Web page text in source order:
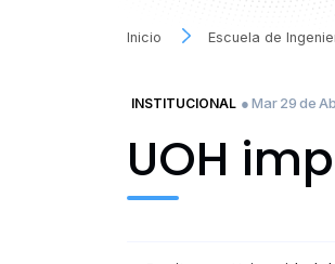
Inicio Escuela de
INSTITUCIONAL ● Mar 29 de
UOH